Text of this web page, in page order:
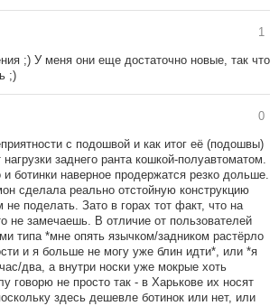
1
;) У меня они еще достаточно новые, так что
;)
0
с подошвой и как итог её (подошвы)
заднего ранта кошкой-полуавтоматом.
и ботинки наверное продержатся резко дольше.
сделала реально отстойную конструкцию
не поделать. Зато в горах тот факт, что на
не замечаешь. В отличие от пользователей
типа *мне опять язычком/задником растёрло
и я больше не могу уже блин идти*, или *я
два, а внутри носки уже мокрые хоть
говорю не просто так - в Харькове их носят
здесь дешевле ботинок или нет, или